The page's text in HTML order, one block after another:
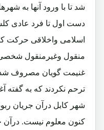
شد تا با ورود آنها به
دست اول تا فرد عادی
اسلامی واخلاقی حرکت
منقول وغیرمنقول
غنیمت گویان مصروف
ترحم نکردند که به
شهر کابل درآن جریان
کنون معلوم نیست.